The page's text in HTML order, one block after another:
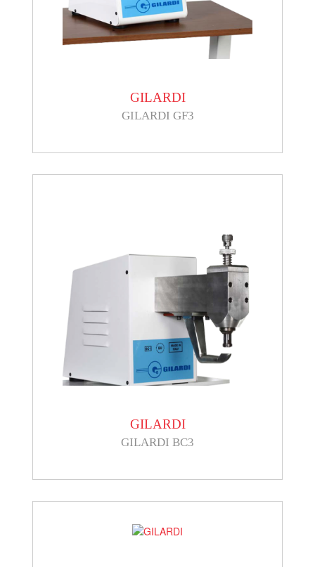
GILARDI
GILARDI GF3
GILARDI
GILARDI BC3